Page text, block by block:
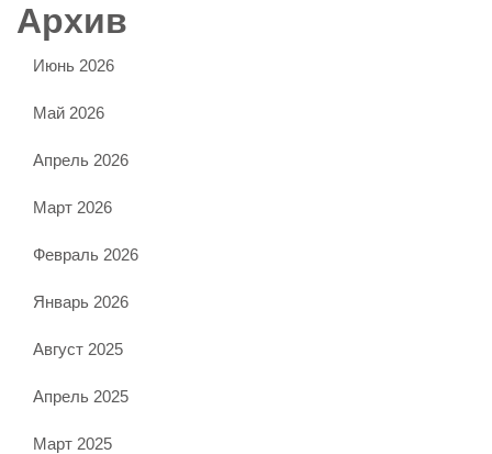
Архив
Июнь 2026
Май 2026
Апрель 2026
Март 2026
Февраль 2026
Январь 2026
Август 2025
Апрель 2025
Март 2025